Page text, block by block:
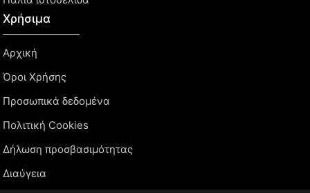
Χρήσιμα
Αρχική
Όροι Χρήσης
Προσωπικά δεδομένα
Πολιτική Cookies
Δήλωση προσβασιμότητας
Διαύγεια